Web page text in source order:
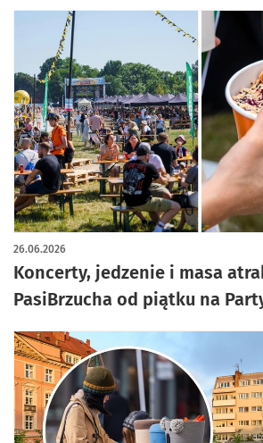
Koncerty, jedzenie i masa
PasiBrzucha od piątku na
26.06.2026